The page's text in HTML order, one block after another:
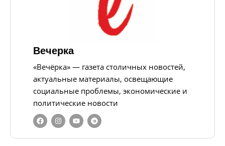
Вечерка
«Вечёрка» — газета столичных новостей,
актуальные материалы, освещающие
социальные проблемы, экономические и
политические новости